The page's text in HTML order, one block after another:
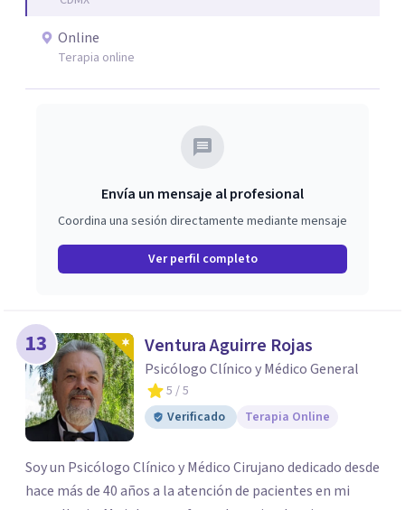
negativos recurrentes o dificultades para regular sus
emociones, integrando herramientas basadas en
evidencia con una comprensión profunda de la historia y
Online
Terapia online
Envía un mensaje al profesional
Coordina una sesión directamente mediante mensaje
Ver perfil completo
13 Ventura Aguirre Rojas
Psicólogo Clínico y Médico General
5 / 5
Verificado
Terapia Online
Soy un Psicólogo Clínico y Médico Cirujano dedicado desde
hace más de 40 años a la atención de pacientes en mi